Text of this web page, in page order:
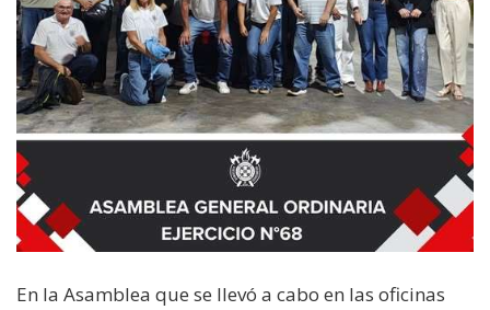
En la Asamblea que se llevó a cabo en las oficinas